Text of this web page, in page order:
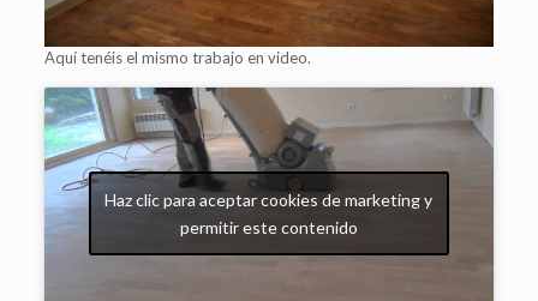
Aquí tenéis el mismo trabajo en video.
Haz clic para aceptar cookies de marketing y
permitir este contenido